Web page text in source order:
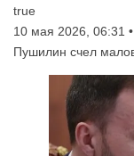
true
10 мая 2026, 06:31
Пушилин счел